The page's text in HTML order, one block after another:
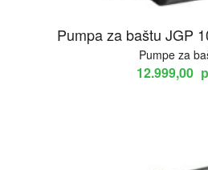
Pumpa za baštu JGP
Pumpe za
12.999,00